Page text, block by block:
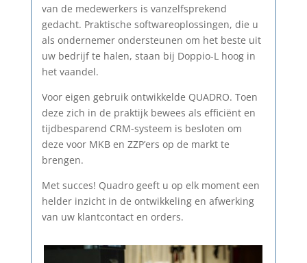
van de medewerkers is vanzelfsprekend
gedacht. Praktische softwareoplossingen, die u
als ondernemer ondersteunen om het beste uit
uw bedrijf te halen, staan bij Doppio-L hoog in
het vaandel.
Voor eigen gebruik ontwikkelde QUADRO. Toen
deze zich in de praktijk bewees als efficiënt en
tijdbesparend CRM-systeem is besloten om
deze voor MKB en ZZP’ers op de markt te
brengen.
Met succes! Quadro geeft u op elk moment een
helder inzicht in de ontwikkeling en afwerking
van uw klantcontact en orders.